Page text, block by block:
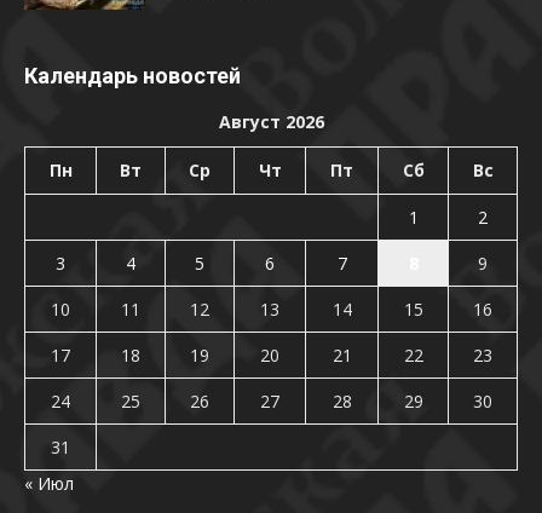
Календарь новостей
Август 2026
Пн Вт Ср Чт Пт Сб Вс
1
2
3
4 5 6 7
9
10
11 12 13 14 15
16
17
18 19 20 21 22
23
24
25 26 27 28 29
30
31
« Июл